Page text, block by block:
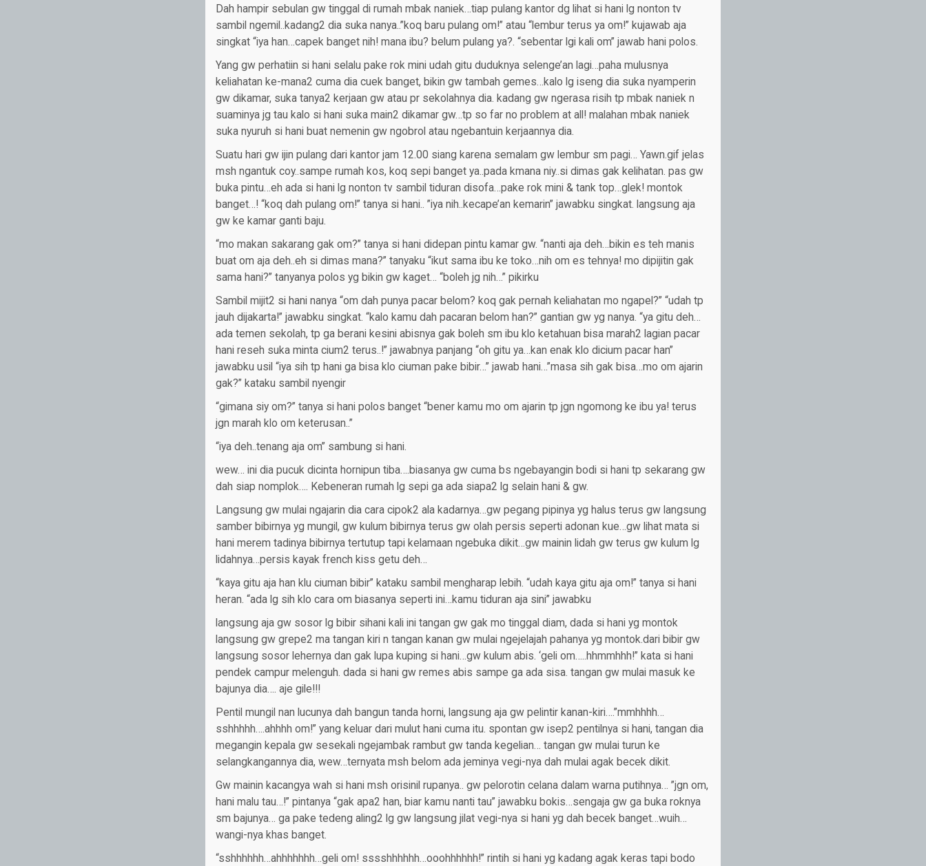
Dah hampir sebulan gw tinggal di rumah mbak naniek…tiap pulang kantor dg lihat si hani lg nonton tv
sambil ngemil..kadang2 dia suka nanya..”koq baru pulang om!” atau “lembur terus ya om!” kujawab aja
singkat “iya han…capek banget nih! mana ibu? belum pulang ya?. “sebentar lgi kali om” jawab hani polos.
Yang gw perhatiin si hani selalu pake rok mini udah gitu duduknya selenge’an lagi…paha mulusnya
keliahatan ke-mana2 cuma dia cuek banget, bikin gw tambah gemes…kalo lg iseng dia suka nyamperin
gw dikamar, suka tanya2 kerjaan gw atau pr sekolahnya dia. kadang gw ngerasa risih tp mbak naniek n
suaminya jg tau kalo si hani suka main2 dikamar gw…tp so far no problem at all! malahan mbak naniek
suka nyuruh si hani buat nemenin gw ngobrol atau ngebantuin kerjaannya dia.
Suatu hari gw ijin pulang dari kantor jam 12.00 siang karena semalam gw lembur sm pagi… Yawn.gif jelas
msh ngantuk coy..sampe rumah kos, koq sepi banget ya..pada kmana niy..si dimas gak kelihatan. pas gw
buka pintu…eh ada si hani lg nonton tv sambil tiduran disofa…pake rok mini & tank top…glek! montok
banget…! “koq dah pulang om!” tanya si hani.. ”iya nih..kecape’an kemarin” jawabku singkat. langsung aja
gw ke kamar ganti baju.
“mo makan sakarang gak om?” tanya si hani didepan pintu kamar gw. “nanti aja deh…bikin es teh manis
buat om aja deh..eh si dimas mana?” tanyaku “ikut sama ibu ke toko…nih om es tehnya! mo dipijitin gak
sama hani?” tanyanya polos yg bikin gw kaget… “boleh jg nih…” pikirku
Sambil mijit2 si hani nanya “om dah punya pacar belom? koq gak pernah keliahatan mo ngapel?” “udah tp
jauh dijakarta!” jawabku singkat. “kalo kamu dah pacaran belom han?” gantian gw yg nanya. “ya gitu deh…
ada temen sekolah, tp ga berani kesini abisnya gak boleh sm ibu klo ketahuan bisa marah2 lagian pacar
hani reseh suka minta cium2 terus..!” jawabnya panjang “oh gitu ya…kan enak klo dicium pacar han”
jawabku usil “iya sih tp hani ga bisa klo ciuman pake bibir…” jawab hani…”masa sih gak bisa…mo om ajarin
gak?” kataku sambil nyengir
“gimana siy om?” tanya si hani polos banget “bener kamu mo om ajarin tp jgn ngomong ke ibu ya! terus
jgn marah klo om keterusan..”
“iya deh..tenang aja om” sambung si hani.
wew… ini dia pucuk dicinta hornipun tiba….biasanya gw cuma bs ngebayangin bodi si hani tp sekarang gw
dah siap nomplok…. Kebeneran rumah lg sepi ga ada siapa2 lg selain hani & gw.
Langsung gw mulai ngajarin dia cara cipok2 ala kadarnya…gw pegang pipinya yg halus terus gw langsung
samber bibirnya yg mungil, gw kulum bibirnya terus gw olah persis seperti adonan kue…gw lihat mata si
hani merem tadinya bibirnya tertutup tapi kelamaan ngebuka dikit…gw mainin lidah gw terus gw kulum lg
lidahnya…persis kayak french kiss getu deh…
“kaya gitu aja han klu ciuman bibir” kataku sambil mengharap lebih. “udah kaya gitu aja om!” tanya si hani
heran. “ada lg sih klo cara om biasanya seperti ini…kamu tiduran aja sini” jawabku
langsung aja gw sosor lg bibir sihani kali ini tangan gw gak mo tinggal diam, dada si hani yg montok
langsung gw grepe2 ma tangan kiri n tangan kanan gw mulai ngejelajah pahanya yg montok.dari bibir gw
langsung sosor lehernya dan gak lupa kuping si hani…gw kulum abis. ‘geli om…..hhmmhhh!” kata si hani
pendek campur melenguh. dada si hani gw remes abis sampe ga ada sisa. tangan gw mulai masuk ke
bajunya dia…. aje gile!!!
Pentil mungil nan lucunya dah bangun tanda horni, langsung aja gw pelintir kanan-kiri….”mmhhhh…
sshhhhh….ahhhh om!” yang keluar dari mulut hani cuma itu. spontan gw isep2 pentilnya si hani, tangan dia
megangin kepala gw sesekali ngejambak rambut gw tanda kegelian… tangan gw mulai turun ke
selangkangannya dia, wew…ternyata msh belom ada jeminya vegi-nya dah mulai agak becek dikit.
Gw mainin kacangya wah si hani msh orisinil rupanya.. gw pelorotin celana dalam warna putihnya… ”jgn om,
hani malu tau…!” pintanya “gak apa2 han, biar kamu nanti tau” jawabku bokis…sengaja gw ga buka roknya
sm bajunya… ga pake tedeng aling2 lg gw langsung jilat vegi-nya si hani yg dah becek banget…wuih…
wangi-nya khas banget.
“sshhhhhh…ahhhhhhh…geli om! sssshhhhhh…ooohhhhhh!” rintih si hani yg kadang agak keras tapi bodo